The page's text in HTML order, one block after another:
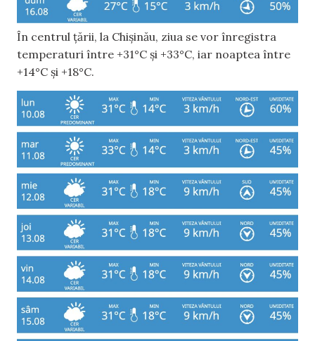
În centrul țării, la Chișinău, ziua se vor înregistra
temperaturi între +31°C și +33°C, iar noaptea între
+14°C și +18°C.